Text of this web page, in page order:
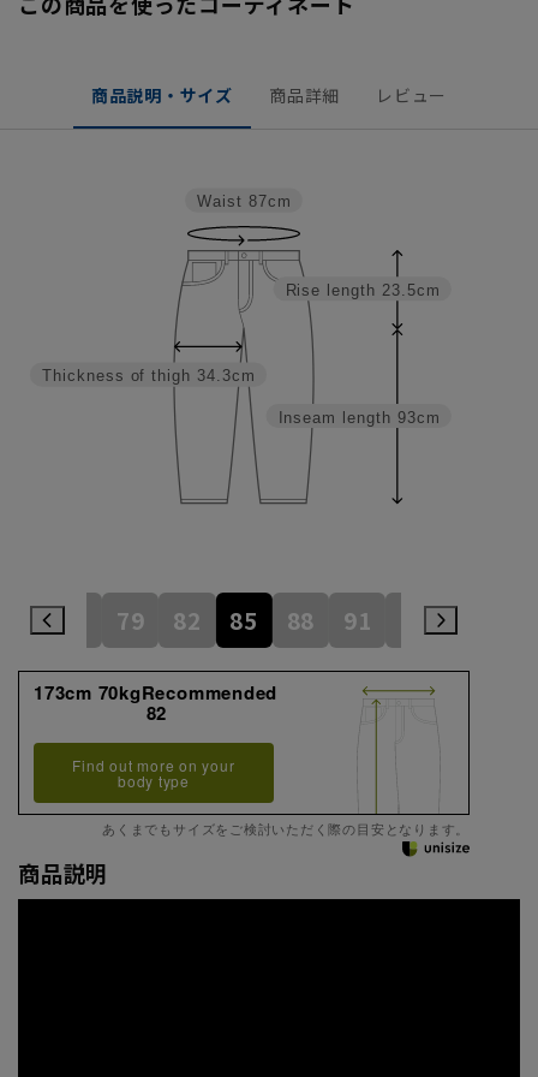
商品説明・サイズ 商品詳細 レビュー
Inseam length 93cm
Rise length 23.5cm
Thickness of thigh 34.3cm
Waist 87cm
76 79 82 85 88 91 94
173cm 70kgRecommended
82
Find out more on your
body type
あくまでもサイズをご検討いただく際の目安となります。
商品説明